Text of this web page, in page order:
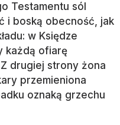
Testamentu sól
i boską obecność, jak
w Księdze
każdą ofiarę
drugiej strony żona
przemieniona
oznaką grzechu